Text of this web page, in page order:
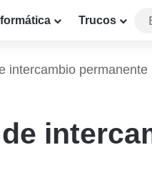
Trucos
intercambio permanente